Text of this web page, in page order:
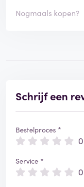
Nogmaals kopen?
Schrijf een
Bestelproces *
0
Service *
0